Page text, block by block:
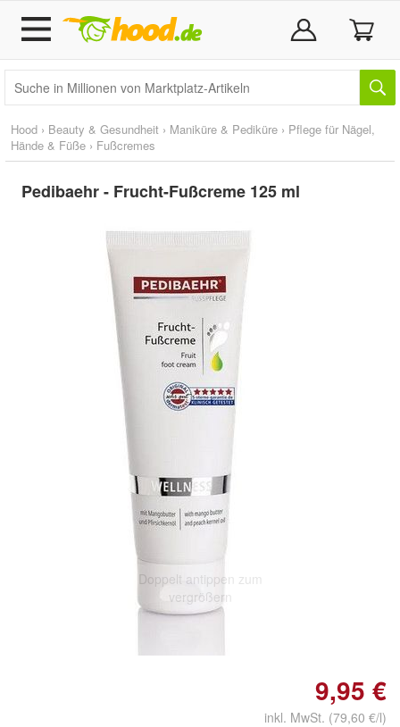
Hood › Beauty & Gesundheit › Maniküre & Pediküre › Pflege für Nägel,
Hände & Füße › Fußcremes
Pedibaehr - Frucht-Fußcreme 125 ml
Doppelt antippen zum
vergrößern
9,95 €
inkl. MwSt. (79,60 €/l)